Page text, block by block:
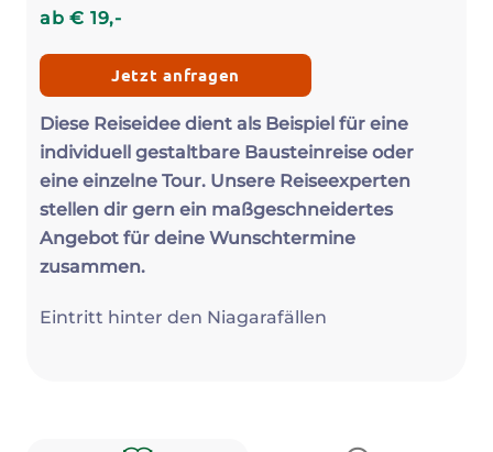
ab€ 19,-
Jetzt anfragen
Diese Reiseidee dient als Beispiel für eine
individuell gestaltbare Bausteinreise oder
eine einzelne Tour. Unsere Reiseexperten
stellen dir gern ein maßgeschneidertes
Angebot für deine Wunschtermine
zusammen.
Eintritt hinter den Niagarafällen